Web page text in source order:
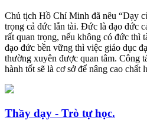
Chủ tịch Hồ Chí Minh đã nêu “Dạy
trọng cả đức lẫn tài. Đức là đạo đức
rất quan trọng, nếu không có đức thì
đạo đức bền vững thì việc giáo dục
thường xuyên được quan tâm. Công
hành tốt sẽ là cơ sở để nâng cao chất
Thầy dạy - Trò tự học.